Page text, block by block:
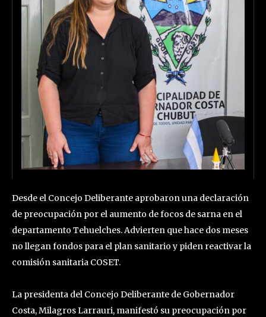
Desde el Concejo Deliberante aprobaron una declaración
de preocupación por el aumento de focos de sarna en el
departamento Tehuelches. Advierten que hace dos meses
no llegan fondos para el plan sanitario y piden reactivar la
comisión sanitaria COSET.
La presidenta del Concejo Deliberante de Gobernador
Costa, Milagros Larrauri, manifestó su preocupación por